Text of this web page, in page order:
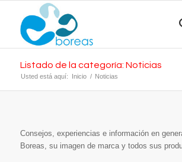
Listado de la categoría: Noticias
Usted está aquí: Inicio / Noticias
Consejos, experiencias e información en
Boreas, su imagen de marca y todos sus